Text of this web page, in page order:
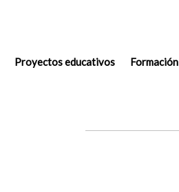
(actual)
Proyectos educativos Formación